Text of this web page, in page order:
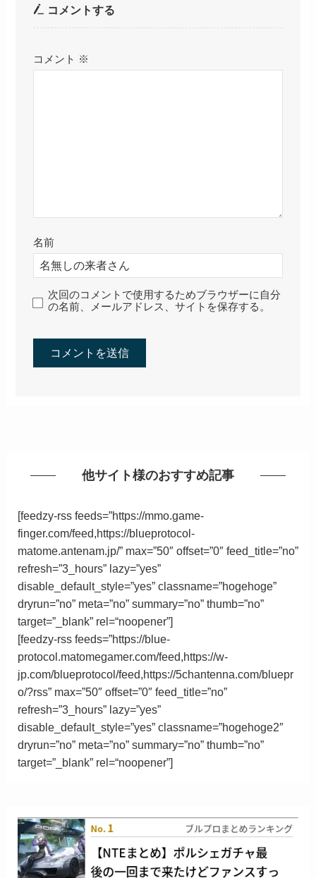
コメントする
コメント ※
名前
次回のコメントで使用するためブラウザーに自分
の名前、メールアドレス、サイトを保存する。
他サイト様のおすすめ記事
[feedzy-rss feeds=”https://mmo.game-
finger.com/feed,https://blueprotocol-
matome.antenam.jp/” max=”50″ offset=”0″ feed_title=”no”
refresh=”3_hours” lazy=”yes”
disable_default_style=”yes” classname=”hogehoge”
dryrun=”no” meta=”no” summary=”no” thumb=”no”
target=”_blank” rel =“noopener”]
[feedzy-rss feeds=”https://blue-
protocol.matomegamer.com/feed,https://w-
jp.com/blueprotocol/feed,https://5chantenna.com/bluepr
o/?rss” max=”50″ offset=”0″ feed_title=”no”
refresh=”3_hours” lazy=”yes”
disable_default_style=”yes” classname=”hogehoge2″
dryrun=”no” meta=”no” summary=”no” thumb=”no”
target=”_blank” rel =“noopener”]